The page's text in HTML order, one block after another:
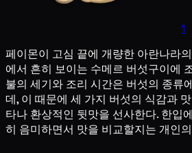
1
페이몬이 고심 끝에 개량한 아란나라
에서 흔히 보이는 수메르 버섯구이에
불의 세기와 조리 시간은 버섯의 종류
데, 이 때문에 세 가지 버섯의 식감과
타나 환상적인 뒷맛을 선사한다. 한입
히 음미하면서 맛을 비교할지는 개인